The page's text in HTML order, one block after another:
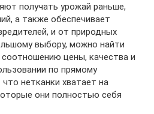
получать урожай раньше,
а также обеспечивает
и от природных
выбору, можно найти
цены, качества и
по прямому
нетканки хватает на
они полностью себя